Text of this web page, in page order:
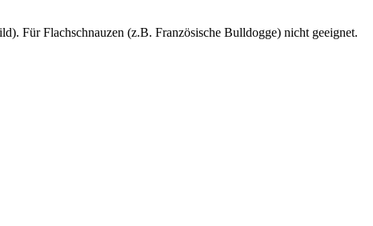
Für Flachschnauzen (z.B. Französische Bulldogge) nicht geeignet.